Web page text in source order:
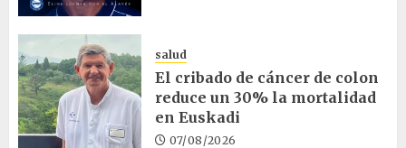
salud
El cribado de cáncer de colon
reduce un 30% la mortalidad
en Euskadi
07/08/2026